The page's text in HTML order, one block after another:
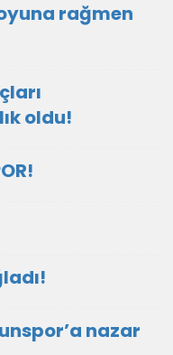
rağmen
oldu!
nazar